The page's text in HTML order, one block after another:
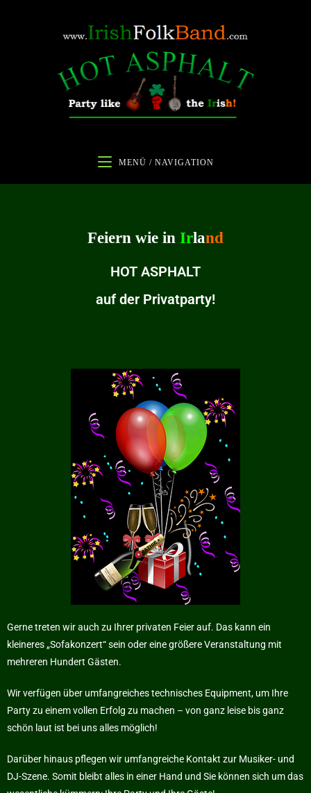
MENÜ / NAVIGATION
Feiern wie in Irland
HOT ASPHALT
auf der Privatparty!
Gerne treten wir auch zu Ihrer privaten Feier auf. Das kann ein
kleineres „Sofakonzert“ sein oder eine größere Veranstaltung mit
mehreren Hundert Gästen.
Wir verfügen über umfangreiches technisches Equipment, um Ihre
Party zu einem vollen Erfolg zu machen – von ganz leise bis ganz
schön laut ist bei uns alles möglich!
Darüber hinaus pflegen wir umfangreiche Kontakt zur Musiker- und
DJ-Szene. Somit bleibt alles in einer Hand und Sie können sich um das